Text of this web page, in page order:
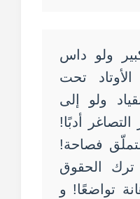
ولو داس
الأوتاد تحت
ولو إلى
التصاغر أدبًا!
فصاحة!
ترك الحقوق
تواضعًا! و